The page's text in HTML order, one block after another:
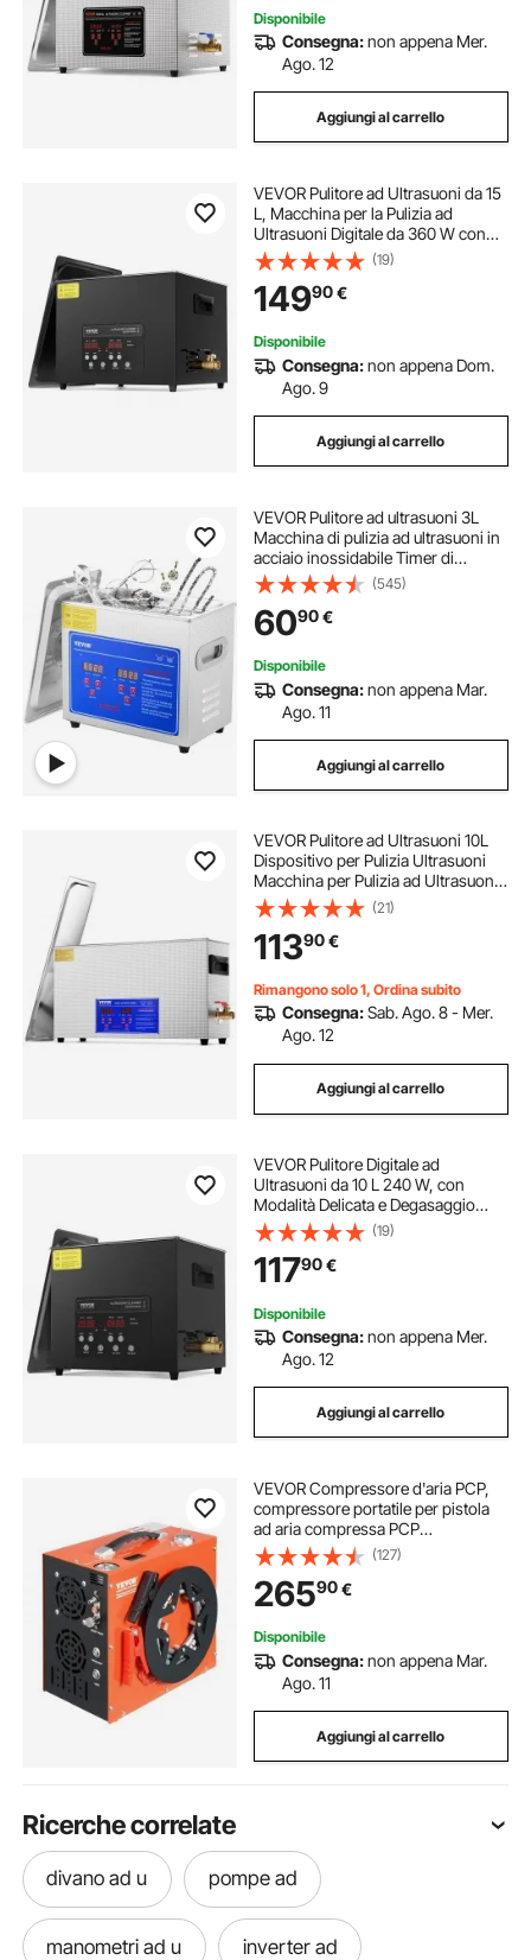
Disponibile
Consegna:non appena Mer.
Ago. 12
Aggiungi al carrello
VEVOR Pulitore ad Ultrasuoni da 15
L, Macchina per la Pulizia ad
Ultrasuoni Digitale da 360 W con
Modalità Delicata, Pulitore ad
Ultrasuoni Industriale da 40 kHz
con Riscaldatore e Timer
(19)
14990€
Disponibile
Consegna:non appena Dom.
Ago. 9
Aggiungi al carrello
VEVOR Pulitore ad ultrasuoni 3L
Macchina di pulizia ad ultrasuoni in
acciaio inossidabile Timer di
riscaldamento digitale Pulizia gioielli
per uso domestico personale
commerciale
(545)
6090€
Disponibile
Consegna:non appena Mar.
Ago. 11
Aggiungi al carrello
VEVOR Pulitore ad Ultrasuoni 10L
Dispositivo per Pulizia Ultrasuoni
Macchina per Pulizia ad Ultrasuoni
da 300W con Timer Riscaldatore,
Pulitore Digitale da 40 kHz con
Cestello per Parti Gioielli
(21)
11390€
Rimangono solo 1, Ordina subito
Consegna:Sab. Ago. 8 - Mer.
Ago. 12
Aggiungi al carrello
VEVOR Pulitore Digitale ad
Ultrasuoni da 10 L 240 W, con
Modalità Delicata e Degasaggio
Migliorato, Pulitore ad Ultrasuoni
Industriale 40 kHz con Riscaldatore
Timer per Contenitori, Gioielli
(19)
11790€
Disponibile
Consegna:non appena Mer.
Ago. 12
Aggiungi al carrello
VEVOR Compressore d'aria PCP,
compressore portatile per pistola
ad aria compressa PCP
4500PSI/30Mpa, Sistema di
raffreddamento ad acqua e ventola
integrato, compressore per pistola
ad aria compressa
(127)
26590€
Disponibile
Consegna:non appena Mar.
Ago. 11
Aggiungi al carrello
Ricerche correlate
divano ad u pompe ad
manometri ad u inverter ad